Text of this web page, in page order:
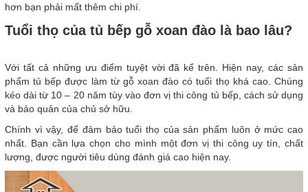
hơn bạn phải mất thêm chi phí.
Tuổi thọ của tủ bếp gỗ xoan đào là bao lâu?
Với tất cả những ưu điểm tuyệt vời đã kể trên. Hiện nay, các sản
phẩm tủ bếp được làm từ gỗ xoan đào có tuổi thọ khá cao. Chúng
kéo dài từ 10 – 20 năm tùy vào đơn vị thi công tủ bếp, cách sử dụng
và bảo quản của chủ sở hữu.
Chính vì vậy, để đảm bảo tuổi thọ của sản phẩm luôn ở mức cao
nhất. Bạn cần lựa chọn cho mình một đơn vị thi công uy tín, chất
lượng, được người tiêu dùng đánh giá cao hiện nay.